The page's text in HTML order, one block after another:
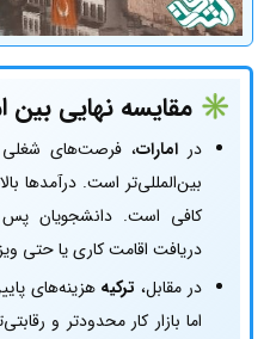
✳️ مقایسه نهایی بین
درامارات، فرصت‌های شغلی
بین‌المللی‌تر است. درآمدها
کافی است. دانشجویان پس
دریافت اقامت کاری یا حتی
در مقابل، ترکیه هزینه‌های
اما بازار کار محدودتر و